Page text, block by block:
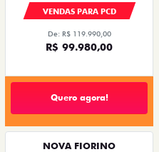
VENDAS PARA PCD
De: R$ 119.990,00
R$ 99.980,00
Quero agora!
NOVA FIORINO